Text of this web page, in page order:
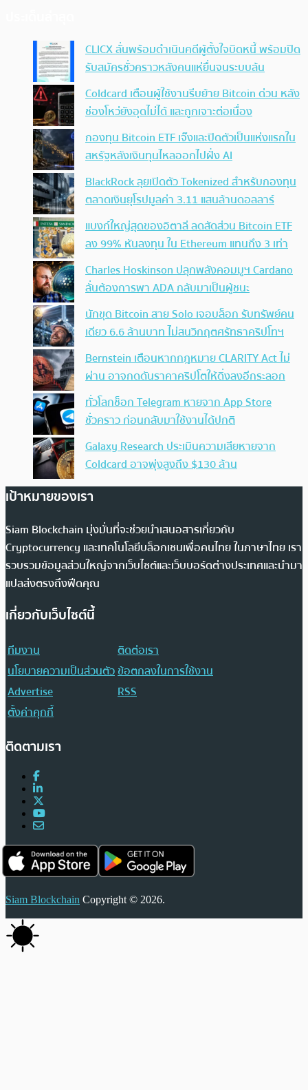
CLICX ลั่นพร้อมดำเนินคดีผู้ตั้งใจบิดหนี้ พร้อมปิด
รับสมัครชั่วคราวหลังคนแห่ยื่นจนระบบล้น
Coldcard เตือนผู้ใช้งานรีบย้าย Bitcoin ด่วน หลัง
ช่องโหว่ยังอุดไม่ได้ และถูกเจาะต่อเนื่อง
กองทุน Bitcoin ETF เจ๊งและปิดตัวเป็นแห่งแรกใน
สหรัฐหลังเงินทุนไหลออกไปฝั่ง AI
BlackRock ลุยเปิดตัว Tokenized สำหรับกองทุน
ตลาดเงินยุโรปมูลค่า 3.11 แสนล้านดอลลาร์
แบงก์ใหญ่สุดของอิตาลี ลดสัดส่วน Bitcoin ETF
ลง 99% หันลงทุน ใน Ethereum แทนถึง 3 เท่า
Charles Hoskinson ปลุกพลังคอมมูฯ Cardano
ลั่นต้องการพา ADA กลับมาเป็นผู้ชนะ
นักขุด Bitcoin สาย Solo เจอบล็อก รับทรัพย์คน
เดียว 6.6 ล้านบาท ไม่สนวิกฤตศรัทธาคริปโทฯ
Bernstein เตือนหากกฎหมาย CLARITY Act ไม่
ผ่าน อาจกดดันราคาคริปโตให้ดิ่งลงอีกระลอก
ทั่วโลกช็อก Telegram หายจาก App Store
ชั่วคราว ก่อนกลับมาใช้งานได้ปกติ
Galaxy Research ประเมินความเสียหายจาก
Coldcard อาจพุ่งสูงถึง $130 ล้าน
เป้าหมายของเรา
Siam Blockchain มุ่งมั่นที่จะช่วยนำเสนอสารเกี่ยวกับ
Cryptocurrency และเทคโนโลยีบล็อกเชนเพื่อคนไทย ในภาษาไทย เรา
รวบรวมข้อมูลส่วนใหญ่จากเว็บไซต์และเว็บบอร์ดต่างประเทศและนำมา
แปลส่งตรงถึงฟีดคุณ
เกี่ยวกับเว็บไซต์นี้
ทีมงาน
ติดต่อเรา
นโยบายความเป็นส่วนตัวข้อตกลงในการใช้งาน
Advertise
RSS
ตั้งค่าคุกกี้
ติดตามเรา
Siam Blockchain Copyright © 2026.